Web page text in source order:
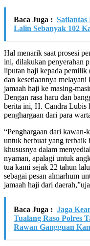
Baca Juga : Satlantas
Lalin Sebanyak 102
Hal menarik saat prosesi
ini, dilakukan penyerahan
liputan haji kepada pemilik
dan kesetiaannya melayani
jamaah haji ke masing-
Dengan rasa haru dan
berita ini, H. Candra Lubis
penghargaan dari para
“Penghargaan dari
untuk berbuat yang terbaik
khususnya dalam
nyaman, apalagi untuk
tua kami sejak 22 tahun
sebagai pesan almarhum
jamaah haji dari
Baca Juga : Jaga
Tualang Raso Polres
Rawan Gangguan